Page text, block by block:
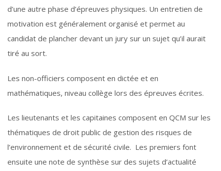
d’une autre phase d’épreuves physiques. Un entretien de
motivation est généralement organisé et permet au
candidat de plancher devant un jury sur un sujet qu’il aurait
tiré au sort.
Les non-officiers composent en dictée et en
mathématiques, niveau collège lors des épreuves écrites.
Les lieutenants et les capitaines composent en QCM sur les
thématiques de droit public de gestion des risques de
l’environnement et de sécurité civile. Les premiers font
ensuite une note de synthèse sur des sujets d’actualité